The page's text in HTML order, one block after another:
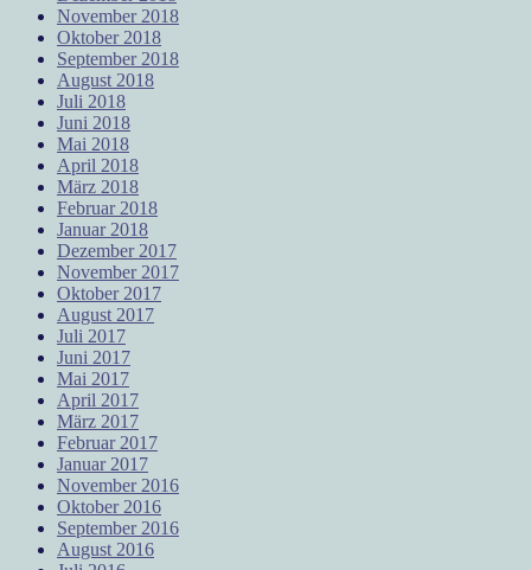
November 2018
Oktober 2018
September 2018
August 2018
Juli 2018
Juni 2018
Mai 2018
April 2018
März 2018
Februar 2018
Januar 2018
Dezember 2017
November 2017
Oktober 2017
August 2017
Juli 2017
Juni 2017
Mai 2017
April 2017
März 2017
Februar 2017
Januar 2017
November 2016
Oktober 2016
September 2016
August 2016